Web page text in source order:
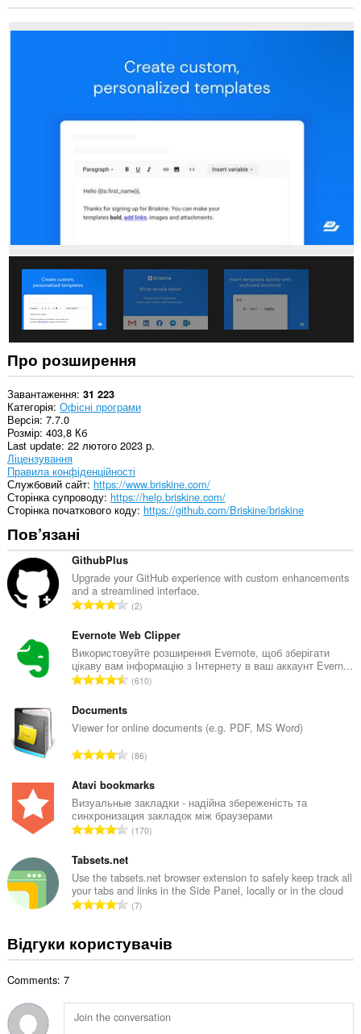
розширення
отримувати
ваших
журналу
This
extension
can
store
an
unlimited
amount
of
client-
side
data.
Про розширення
Завантаження 31 223
Категорія Офісні програми
Версія 7.7.0
Розмір 403,8 Кб
Last update 22 лютого 2023 р.
Ліцензування
Правила конфіденційності
Службовий сайт https://www.briskine.com/
Сторінка супроводу https://help.briskine.com/
Сторінка початкового коду https://github.com/Briskine/briskine
Пов’язані
GithubPlus
Upgrade your GitHub experience with custom enhancements
and a streamlined interface.
З
г
а
л
ь
а
к
і
л
ь
к
і
с
ь
о
ц
і
ю
в
і
в
2
Evernote Web Clipper
Використовуйте розширення Evernote, щоб зберігати
цікаву вам інформацію з Інтернету в ваш аккаунт Evern...
З
г
а
ь
а
к
і
л
ь
к
і
с
ь
о
н
ю
610
Documents
Viewer for online documents (e.g. PDF, MS Word)
З
г
а
л
ь
а
к
і
л
к
і
ь
86
Atavi bookmarks
Визуальные закладки - надійна збереженість та
синхронизация закладок між браузерами
З
г
а
л
ь
а
к
ь
к
170
Tabsets.net
Use the tabsets.net browser extension to safely keep track all
your tabs and links in the Side Panel, locally or in the cloud
З
а
н
а
7
Відгуки користувачів
Comments: 7